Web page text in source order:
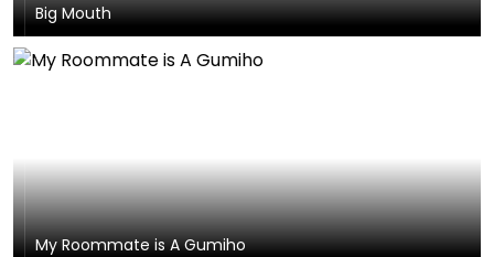
Big Mouth
My Roommate is A Gumiho